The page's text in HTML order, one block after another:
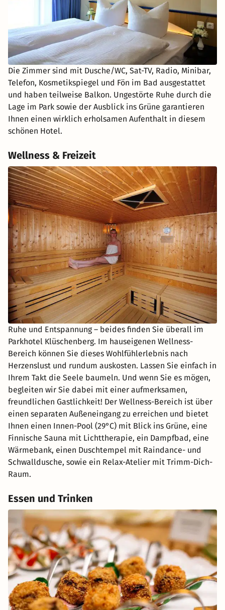
Die Zimmer sind mit Dusche/WC, Sat-TV, Radio, Minibar,
Telefon, Kosmetikspiegel und Fön im Bad ausgestattet
und haben teilweise Balkon. Ungestörte Ruhe durch die
Lage im Park sowie der Ausblick ins Grüne garantieren
Ihnen einen wirklich erholsamen Aufenthalt in diesem
schönen Hotel.
Wellness & Freizeit
Ruhe und Entspannung – beides finden Sie überall im
Parkhotel Klüschenberg. Im hauseigenen Wellness-
Bereich können Sie dieses Wohlfühlerlebnis nach
Herzenslust und rundum auskosten. Lassen Sie einfach in
Ihrem Takt die Seele baumeln. Und wenn Sie es mögen,
begleiten wir Sie dabei mit einer aufmerksamen,
freundlichen Gastlichkeit! Der Wellness-Bereich ist über
einen separaten Außeneingang zu erreichen und bietet
Ihnen einen Innen-Pool (29°C) mit Blick ins Grüne, eine
Finnische Sauna mit Lichttherapie, ein Dampfbad, eine
Wärmebank, einen Duschtempel mit Raindance- und
Schwalldusche, sowie ein Relax-Atelier mit Trimm-Dich-
Raum.
Essen und Trinken